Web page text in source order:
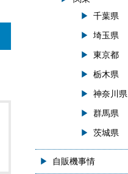
千葉県
埼玉県
東京都
栃木県
神奈川県
群馬県
茨城県
自販機事情